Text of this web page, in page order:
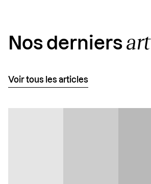
Nos derniers
Voir tous les articles